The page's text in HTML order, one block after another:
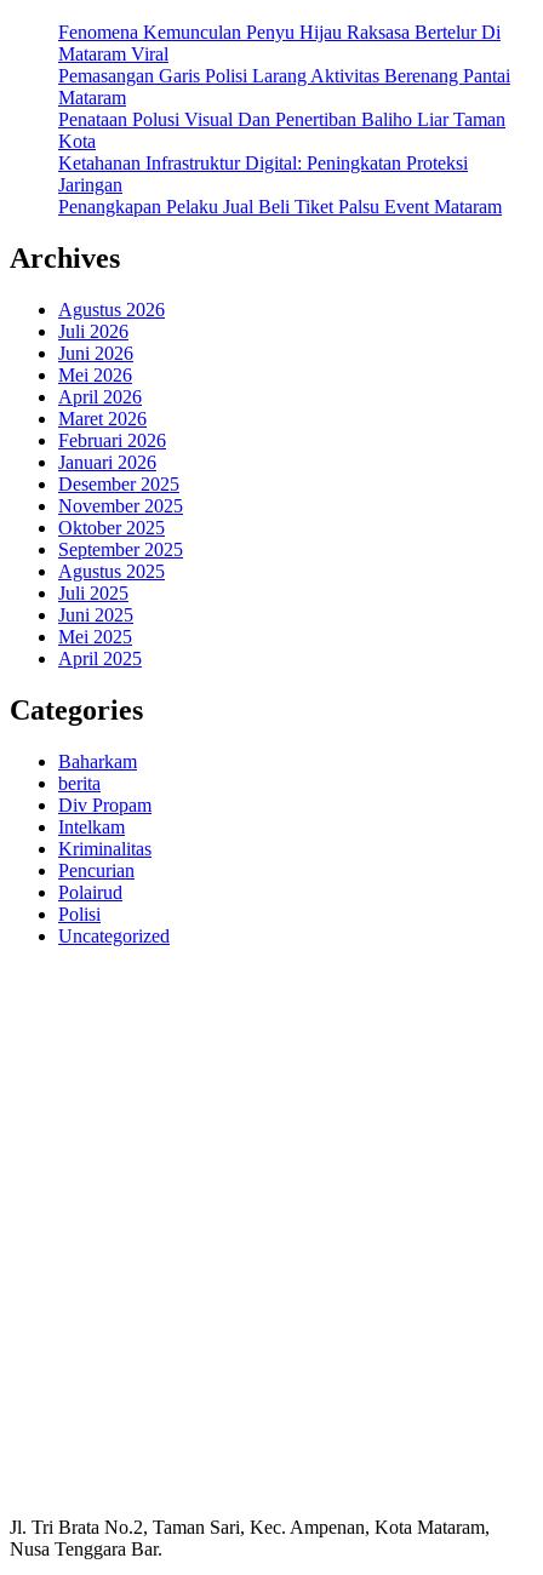
Fenomena Kemunculan Penyu Hijau Raksasa Bertelur Di
Mataram Viral
Pemasangan Garis Polisi Larang Aktivitas Berenang Pantai
Mataram
Penataan Polusi Visual Dan Penertiban Baliho Liar Taman
Kota
Ketahanan Infrastruktur Digital: Peningkatan Proteksi
Jaringan
Penangkapan Pelaku Jual Beli Tiket Palsu Event Mataram
Archives
Agustus 2026
Juli 2026
Juni 2026
Mei 2026
April 2026
Maret 2026
Februari 2026
Januari 2026
Desember 2025
November 2025
Oktober 2025
September 2025
Agustus 2025
Juli 2025
Juni 2025
Mei 2025
April 2025
Categories
Baharkam
berita
Div Propam
Intelkam
Kriminalitas
Pencurian
Polairud
Polisi
Uncategorized
Jl. Tri Brata No.2, Taman Sari, Kec. Ampenan, Kota Mataram,
Nusa Tenggara Bar.